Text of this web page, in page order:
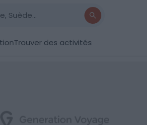
Trouver des activités